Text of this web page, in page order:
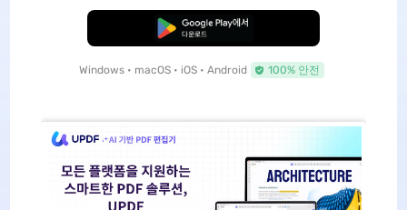
무료로 다운로드
Windows • macOS • iOS • Android 100% 안전